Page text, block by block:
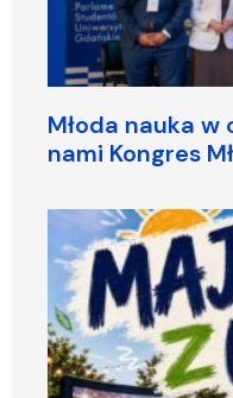
Młoda nauka
nami Kongres